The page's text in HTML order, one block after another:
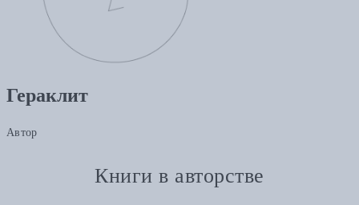
Гераклит
Автор
Книги в авторстве